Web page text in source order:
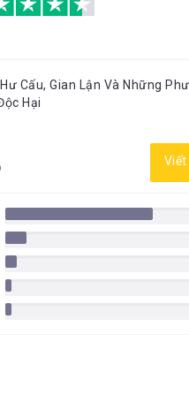
Cấu, Gian Lận Và Những
Hại